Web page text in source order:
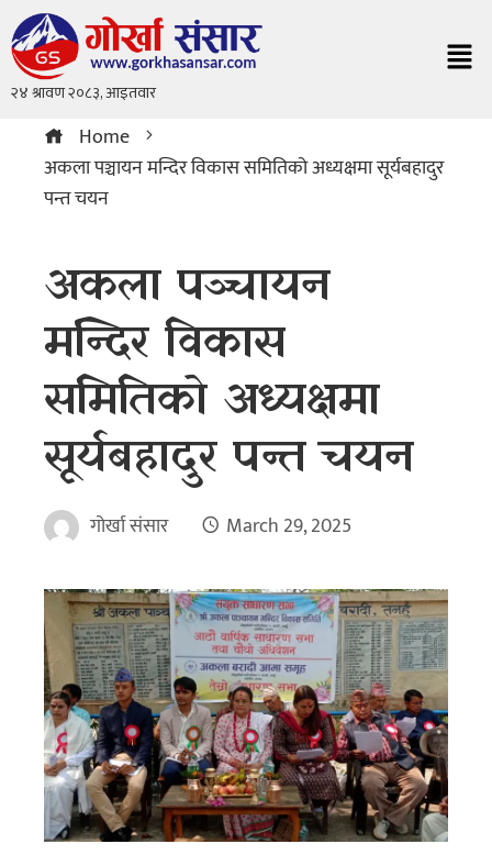
Home
अकला पञ्चायन मन्दिर विकास समितिको अध्यक्षमा सूर्यबहादुर
पन्त चयन
अकला पञ्चायन
मन्दिर विकास
समितिको अध्यक्षमा
सूर्यबहादुर पन्त चयन
गोर्खा संसार March 29, 2025